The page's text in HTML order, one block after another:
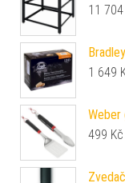
11 704
1 649
Weber
499 Kč